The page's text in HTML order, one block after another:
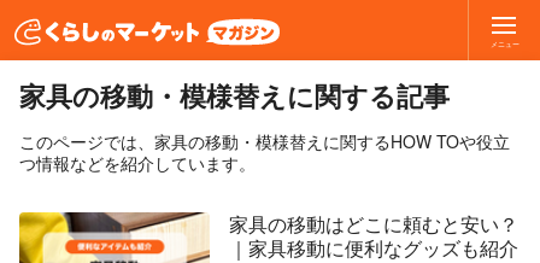
メニュー
家具の移動・模様替えに関する記事
このページでは、家具の移動・模様替えに関するHOW TOや役立
つ情報などを紹介しています。
家具の移動はどこに頼むと安い？
｜家具移動に便利なグッズも紹介